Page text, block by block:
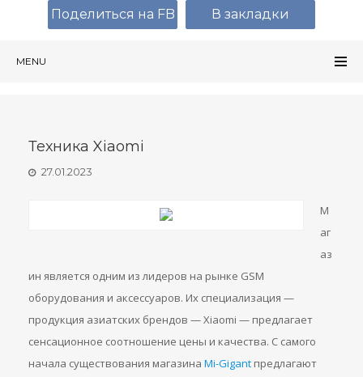
MENU
Техника Xiaomi
27.01.2023
М
аг
аз
ин является одним из лидеров на рынке GSM
оборудования и аксессуаров. Их специализация —
продукция азиатских брендов — Xiaomi — предлагает
сенсационное соотношение цены и качества. С самого
начала существования магазина Mi-Gigant предлагают
Поделиться на FB В закладки